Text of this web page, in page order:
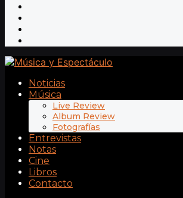
Noticias
Música
Live Review
Album Review
Fotografías
Entrevistas
Notas
Cine
Libros
Contacto